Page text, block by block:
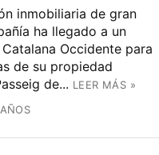
inmobiliaria de gran
ha llegado a un
Occidente para
de su propiedad
de... LEER MÁS »